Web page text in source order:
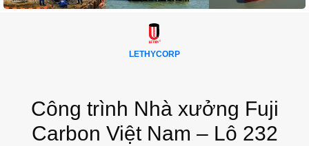
LETHYCORP
Công trình Nhà xưởng Fuji
Carbon Việt Nam – Lô 232